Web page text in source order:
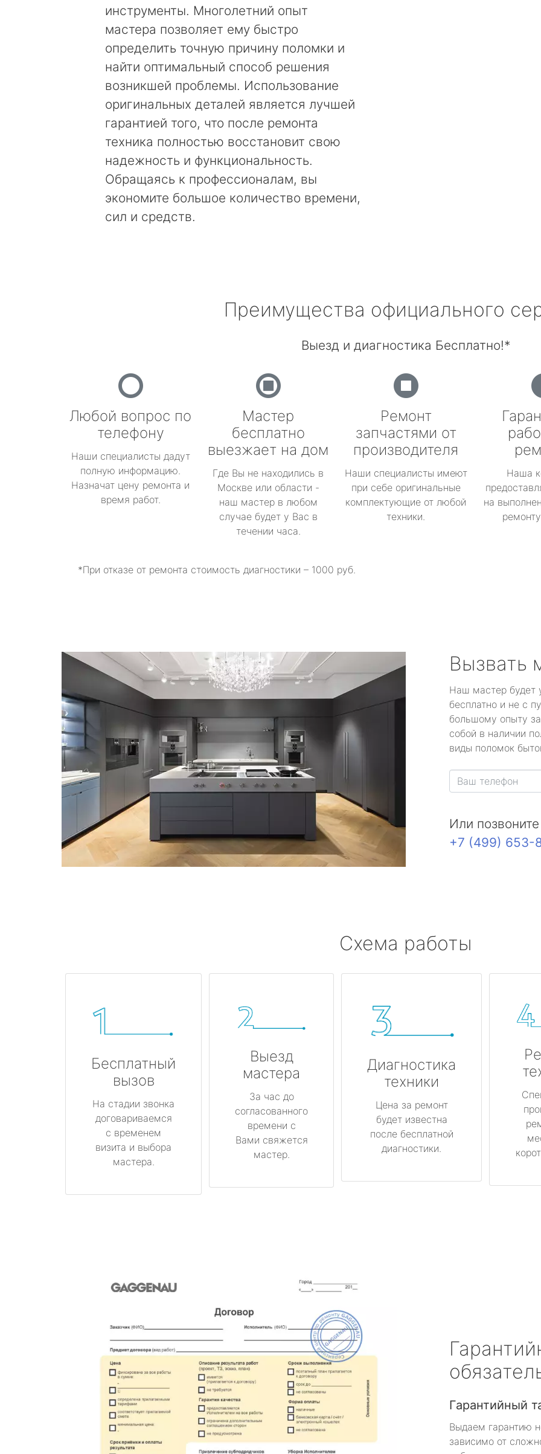
инструменты. Многолетний опыт
мастера позволяет ему быстро
определить точную причину поломки и
найти оптимальный способ решения
возникшей проблемы. Использование
оригинальных деталей является лучшей
гарантией того, что после ремонта
техника полностью восстановит свою
надежность и функциональность.
Обращаясь к профессионалам, вы
экономите большое количество времени,
сил и средств.
Преимущества официального
Выезд и диагностика Бесплатно!*
Любой вопрос по
телефону
Наши специалисты дадут
полную информацию.
Назначат цену ремонта и
время работ.
Мастер
бесплатно
выезжает на дом
Где Вы не находились в
Москве или области -
наш мастер в любом
случае будет у Вас в
течении часа.
Ремонт
запчастями от
производителя
Наши специалисты имеют
при себе оригинальные
комплектующие от любой
техники.
Наша
на
*При отказе от ремонта стоимость диагностики – 1000 руб.
Вызвать
Наш мастер будет
бесплатно и не с
большому опыту
собой в наличии
виды поломок
Или
+7 (499) 653-
Схема работы
Бесплатный
вызов
На стадии звонка
договариваемся
с временем
визита и выбора
мастера.
Выезд
мастера
За час до
согласованного
времени с
Вами свяжется
мастер.
Диагностика
техники
Цена за ремонт
будет известна
после бесплатной
диагностики.
Гарантийный
Выдаем гарантию
зависимо от